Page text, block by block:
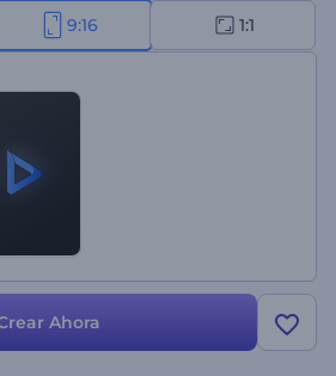
simple pero impactante. Perfecta para
presentaciones de productos, openers
otros de canales y muchos otros
brillar tu marca!
9:16 1:1
Ahora